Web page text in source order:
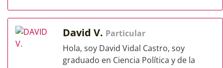
David V. Particular
Hola, soy David Vidal Castro, soy
graduado en Ciencia Política y de la